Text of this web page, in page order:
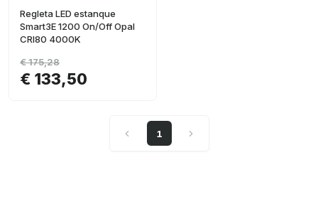
Regleta LED estanque
Smart3E 1200 On/Off Opal
CRI80 4000K
€ 133,50
€ 175,28
1